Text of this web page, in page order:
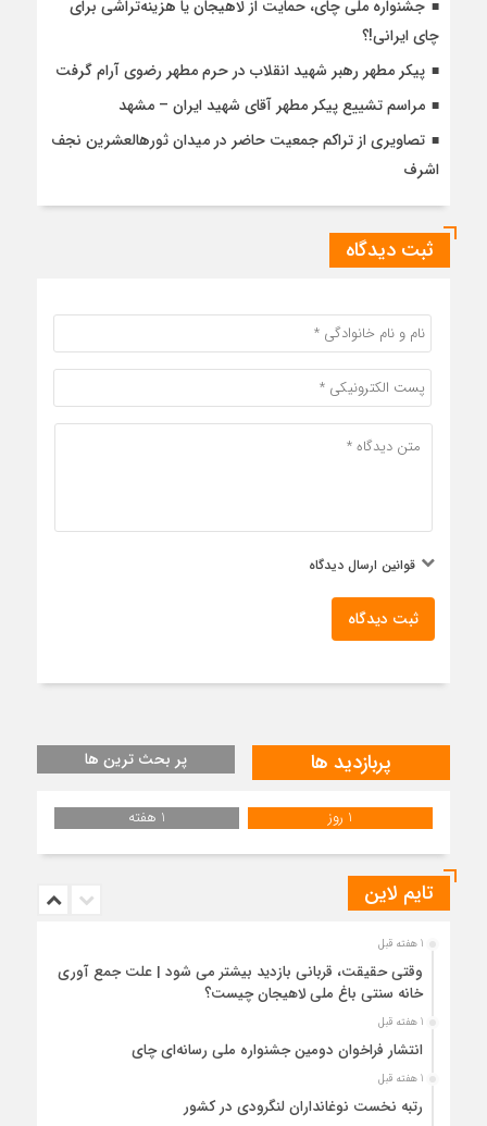
جشنواره ملی چای، حمایت از لاهیجان یا هزینه‌تراشی برای
چای ایرانی!؟
پیکر مطهر رهبر شهید انقلاب در حرم مطهر رضوی آرام گرفت
مراسم تشییع پیکر مطهر آقای شهید ایران – مشهد
تصاویری از تراکم جمعیت حاضر در میدان ثورهالعشرین نجف
اشرف
ثبت دیدگاه
قوانین ارسال دیدگاه
ثبت دیدگاه
پربازدید ها پر بحث ترین ها
1 روز 1 هفته
تایم لاین
1 هفته قبل
وقتی حقیقت، قربانی بازدید بیشتر می شود | علت جمع آوری
خانه سنتی باغ ملی لاهیجان چیست؟
1 هفته قبل
انتشار فراخوان دومین جشنواره ملی رسانه‌ای چای
1 هفته قبل
رتبه نخست نوغانداران لنگرودی در کشور